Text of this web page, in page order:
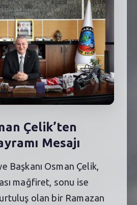
Çelik’ten
Mesajı
Başkanı Osman Çelik,
mağfiret, sonu ise
olan bir Ramazan
SEBİK
ECZANELER
SABSIS - AFET
TRAFIKPARK
KÜREK
PAZAR YERLERI
ATIK YÖNETIM
PLANETARYUM